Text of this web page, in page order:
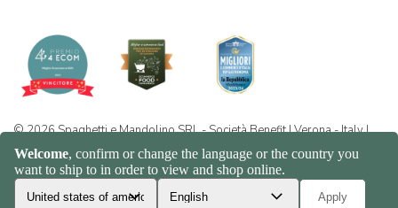
© 2026 Spaghetti e Mandolino SRL - Società Benefit | Verona - Italy |
+39 351 865 9444 | P.I. IT04913730232 | Certificazione BIO: IT-BIO-
016.380-0110744.2026.001 | REA VR-455804 | Privacy and cookie
policy|Sitemap